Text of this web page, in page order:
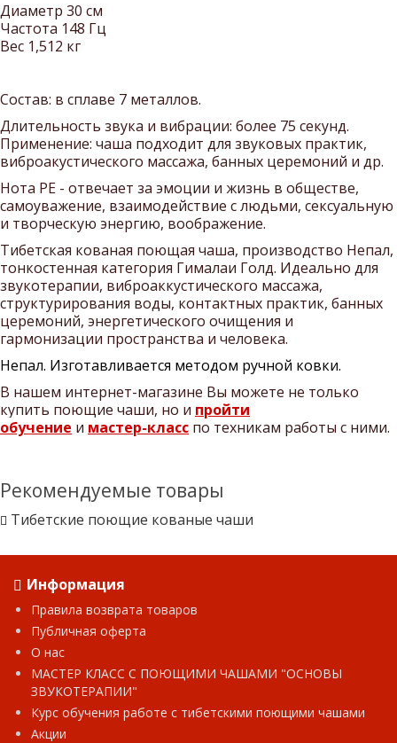
Диаметр 30 см
Частота 148 Гц
Вес 1,512 кг
Состав: в сплаве 7 металлов.
Длительность звука и вибрации: более 75 секунд.
Применение: чаша подходит для звуковых практик,
виброакустического массажа, банных церемоний и др.
Нота РЕ - отвечает за эмоции и жизнь в обществе,
самоуважение, взаимодействие с людьми, сексуальную
и творческую энергию, воображение.
Тибетская кованая поющая чаша, производство Непал,
тонкостенная категория Гималаи Голд. Идеально для
звукотерапии, виброаккустического массажа,
структурирования воды, контактных практик, банных
церемоний, энергетического очищения и
гармонизации пространства и человека.
Непал. Изготавливается методом ручной ковки.
В нашем интернет-магазине Вы можете не только
купить поющие чаши, но и пройти
обучение и мастер-класс по техникам работы с ними.
Рекомендуемые товары
Тибетские поющие кованые чаши
Информация
Правила возврата товаров
Публичная оферта
О нас
МАСТЕР КЛАСС С ПОЮЩИМИ ЧАШАМИ "ОСНОВЫ
ЗВУКОТЕРАПИИ"
Курс обучения работе с тибетскими поющими чашами
Акции